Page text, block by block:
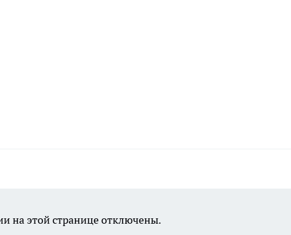
на этой странице отключены.